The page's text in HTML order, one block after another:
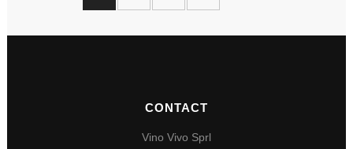
CONTACT
Vino Vivo Sprl